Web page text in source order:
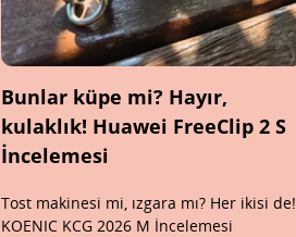
Bunlar küpe mi? Hayır,
kulaklık! Huawei FreeClip 2 S
İncelemesi
Tost makinesi mi, ızgara mı? Her ikisi de!
KOENIC KCG 2026 M İncelemesi